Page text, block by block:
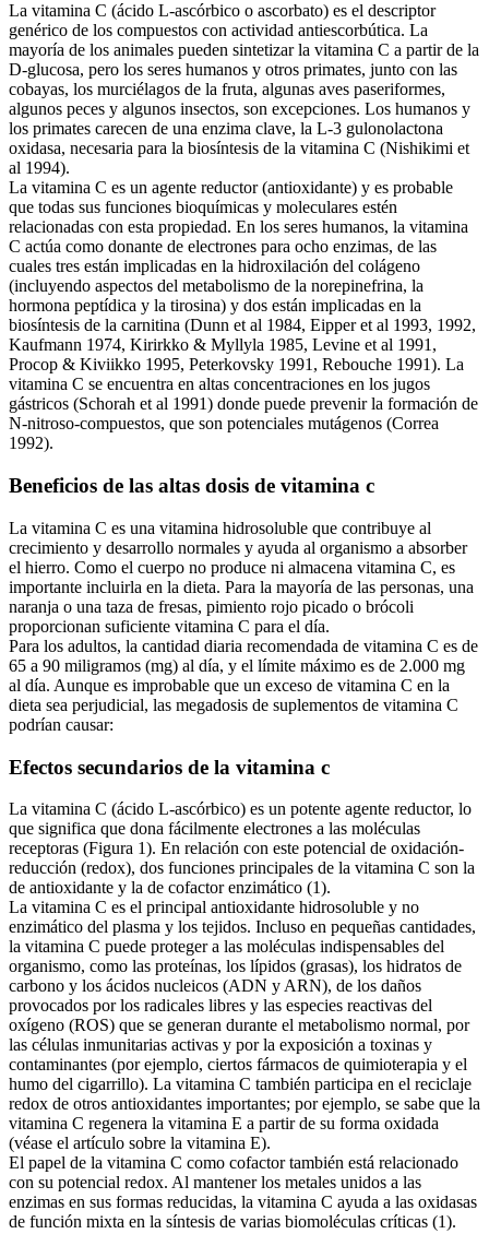
La vitamina C (ácido L-ascórbico o ascorbato) es el descriptor
genérico de los compuestos con actividad antiescorbútica. La
mayoría de los animales pueden sintetizar la vitamina C a partir de la
D-glucosa, pero los seres humanos y otros primates, junto con las
cobayas, los murciélagos de la fruta, algunas aves paseriformes,
algunos peces y algunos insectos, son excepciones. Los humanos y
los primates carecen de una enzima clave, la L-3 gulonolactona
oxidasa, necesaria para la biosíntesis de la vitamina C (Nishikimi et
al 1994).
La vitamina C es un agente reductor (antioxidante) y es probable
que todas sus funciones bioquímicas y moleculares estén
relacionadas con esta propiedad. En los seres humanos, la vitamina
C actúa como donante de electrones para ocho enzimas, de las
cuales tres están implicadas en la hidroxilación del colágeno
(incluyendo aspectos del metabolismo de la norepinefrina, la
hormona peptídica y la tirosina) y dos están implicadas en la
biosíntesis de la carnitina (Dunn et al 1984, Eipper et al 1993, 1992,
Kaufmann 1974, Kirirkko & Myllyla 1985, Levine et al 1991,
Procop & Kiviikko 1995, Peterkovsky 1991, Rebouche 1991). La
vitamina C se encuentra en altas concentraciones en los jugos
gástricos (Schorah et al 1991) donde puede prevenir la formación de
N-nitroso-compuestos, que son potenciales mutágenos (Correa
1992).
Beneficios de las altas dosis de vitamina c
La vitamina C es una vitamina hidrosoluble que contribuye al
crecimiento y desarrollo normales y ayuda al organismo a absorber
el hierro. Como el cuerpo no produce ni almacena vitamina C, es
importante incluirla en la dieta. Para la mayoría de las personas, una
naranja o una taza de fresas, pimiento rojo picado o brócoli
proporcionan suficiente vitamina C para el día.
Para los adultos, la cantidad diaria recomendada de vitamina C es de
65 a 90 miligramos (mg) al día, y el límite máximo es de 2.000 mg
al día. Aunque es improbable que un exceso de vitamina C en la
dieta sea perjudicial, las megadosis de suplementos de vitamina C
podrían causar:
Efectos secundarios de la vitamina c
La vitamina C (ácido L-ascórbico) es un potente agente reductor, lo
que significa que dona fácilmente electrones a las moléculas
receptoras (Figura 1). En relación con este potencial de oxidación-
reducción (redox), dos funciones principales de la vitamina C son la
de antioxidante y la de cofactor enzimático (1).
La vitamina C es el principal antioxidante hidrosoluble y no
enzimático del plasma y los tejidos. Incluso en pequeñas cantidades,
la vitamina C puede proteger a las moléculas indispensables del
organismo, como las proteínas, los lípidos (grasas), los hidratos de
carbono y los ácidos nucleicos (ADN y ARN), de los daños
provocados por los radicales libres y las especies reactivas del
oxígeno (ROS) que se generan durante el metabolismo normal, por
las células inmunitarias activas y por la exposición a toxinas y
contaminantes (por ejemplo, ciertos fármacos de quimioterapia y el
humo del cigarrillo). La vitamina C también participa en el reciclaje
redox de otros antioxidantes importantes; por ejemplo, se sabe que la
vitamina C regenera la vitamina E a partir de su forma oxidada
(véase el artículo sobre la vitamina E).
El papel de la vitamina C como cofactor también está relacionado
con su potencial redox. Al mantener los metales unidos a las
enzimas en sus formas reducidas, la vitamina C ayuda a las oxidasas
de función mixta en la síntesis de varias biomoléculas críticas (1).